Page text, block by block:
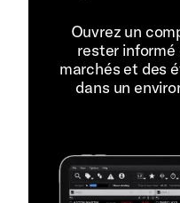
Ouvrez un
rester informé
marchés et des
dans un